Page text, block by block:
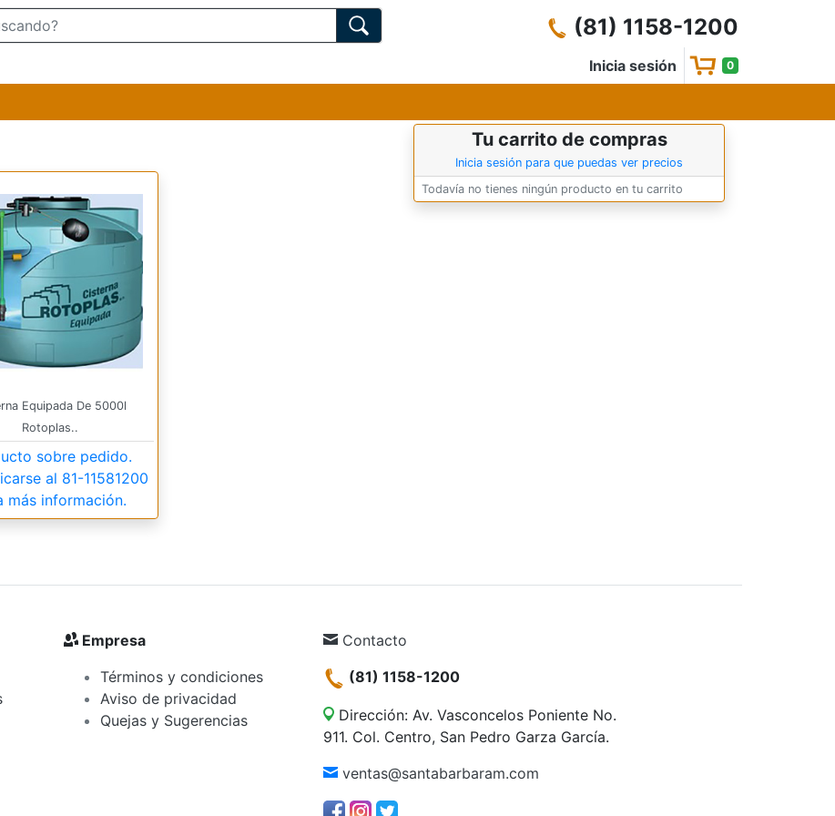
(81) 1158-1200
Inicia sesión 0
Equipada De 5000l
Rotoplas..
sobre pedido.
al 81-11581200
más información.
Tu carrito de compras
Inicia sesión para que puedas ver precios
Todavía no tienes ningún producto en tu carrito
Empresa
Términos y condiciones
Aviso de privacidad
Quejas y Sugerencias
Contacto
(81) 1158-1200
Dirección: Av. Vasconcelos Poniente No.
911. Col. Centro, San Pedro Garza García.
ventas@santabarbaram.com